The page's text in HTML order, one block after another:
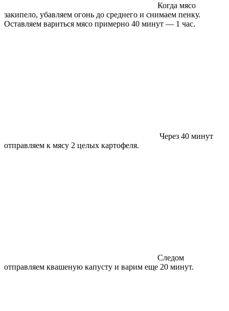
Когда мясо
закипело, убавляем огонь до среднего и снимаем пенку.
Оставляем вариться мясо примерно 40 минут — 1 час.
Через 40 минут
отправляем к мясу 2 целых картофеля.
Следом
отправляем квашеную капусту и варим еще 20 минут.